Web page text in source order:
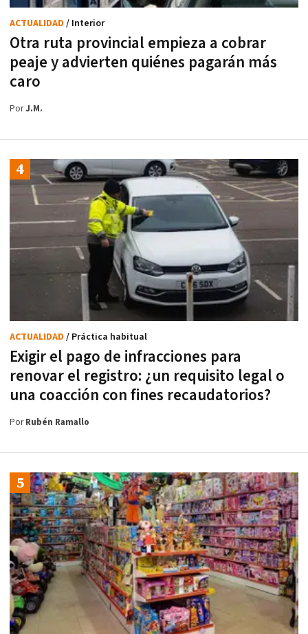
Otra ruta provincial empieza a cobrar
peaje y advierten quiénes pagarán más
caro
ACTUALIDAD / Interior
PorJ.M.
Exigir el pago de infracciones para
renovar el registro: ¿un requisito legal o
una coacción con fines recaudatorios?
ACTUALIDAD / Práctica habitual
PorRubén Ramallo